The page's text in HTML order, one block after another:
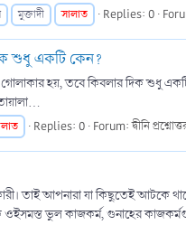
মুক্তাদী সালাত Replies: 0
শুধু একটি কেন?
গোলাকার হয়, তবে কিবলার দিক শুধু
Replies: 0 Forum:দ্বীনি
তাই আপনারা যা কিছুতেই
ভুল কাজকর্ম, গুনাহের